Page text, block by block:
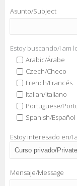
Asunto/Subject
Estoy buscando/I am
Arabic/Árabe
Czech/Checo
French/Francés
Italian/Italiano
Portuguese/
Spanish/Español
Estoy interesado en/I
Mensaje/Message